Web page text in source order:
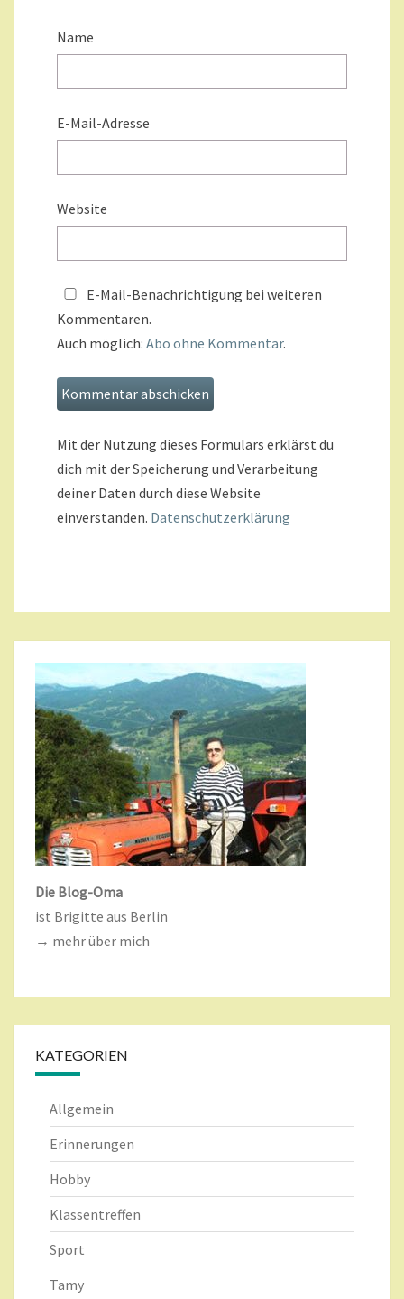
Name
E-Mail-Adresse
Website
E-Mail-Benachrichtigung bei weiteren
Kommentaren.
Auch möglich: Abo ohne Kommentar.
Mit der Nutzung dieses Formulars erklärst du
dich mit der Speicherung und Verarbeitung
deiner Daten durch diese Website
einverstanden. Datenschutzerklärung
Die Blog-Oma
ist Brigitte aus Berlin
→ mehr über mich
KATEGORIEN
Allgemein
Erinnerungen
Hobby
Klassentreffen
Sport
Tamy